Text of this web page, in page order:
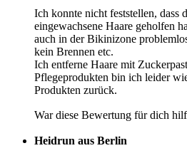
Ich konnte nicht feststellen, dass
eingewachsene Haare geholfen
auch in der Bikinizone
kein Brennen etc.
Ich entferne Haare mit
Pflegeprodukten bin ich leider
Produkten zurück.
War diese Bewertung für dich
Heidrun aus Berlin